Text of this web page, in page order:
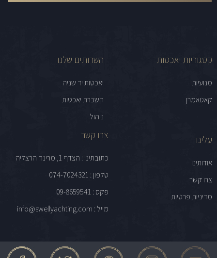
קטגוריות יאכטות
מנועיות
קאטאמרן
השרותים שלנו
יאכטות יד שניה
השכרת יאכטות
ניהול
עלינו
אודותינו
צרו קשר
מדיניות פרטיות
צרו קשר
כתובתינו : הצדף 1, מרינה הרצליה
טלפון : 074-7024321
פקס : 09-8659541
מייל : info@swellyachting.com